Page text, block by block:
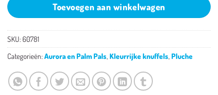
Toevoegen aan winkelwagen
SKU: 60781
Categorieën: Aurora en Palm Pals, Kleurrijke knuffels, Pluche